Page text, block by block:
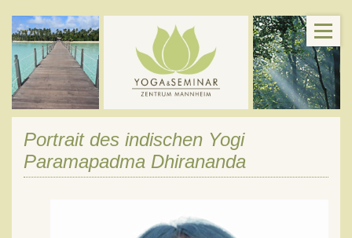
Portrait des indischen Yogi
Paramapadma Dhirananda